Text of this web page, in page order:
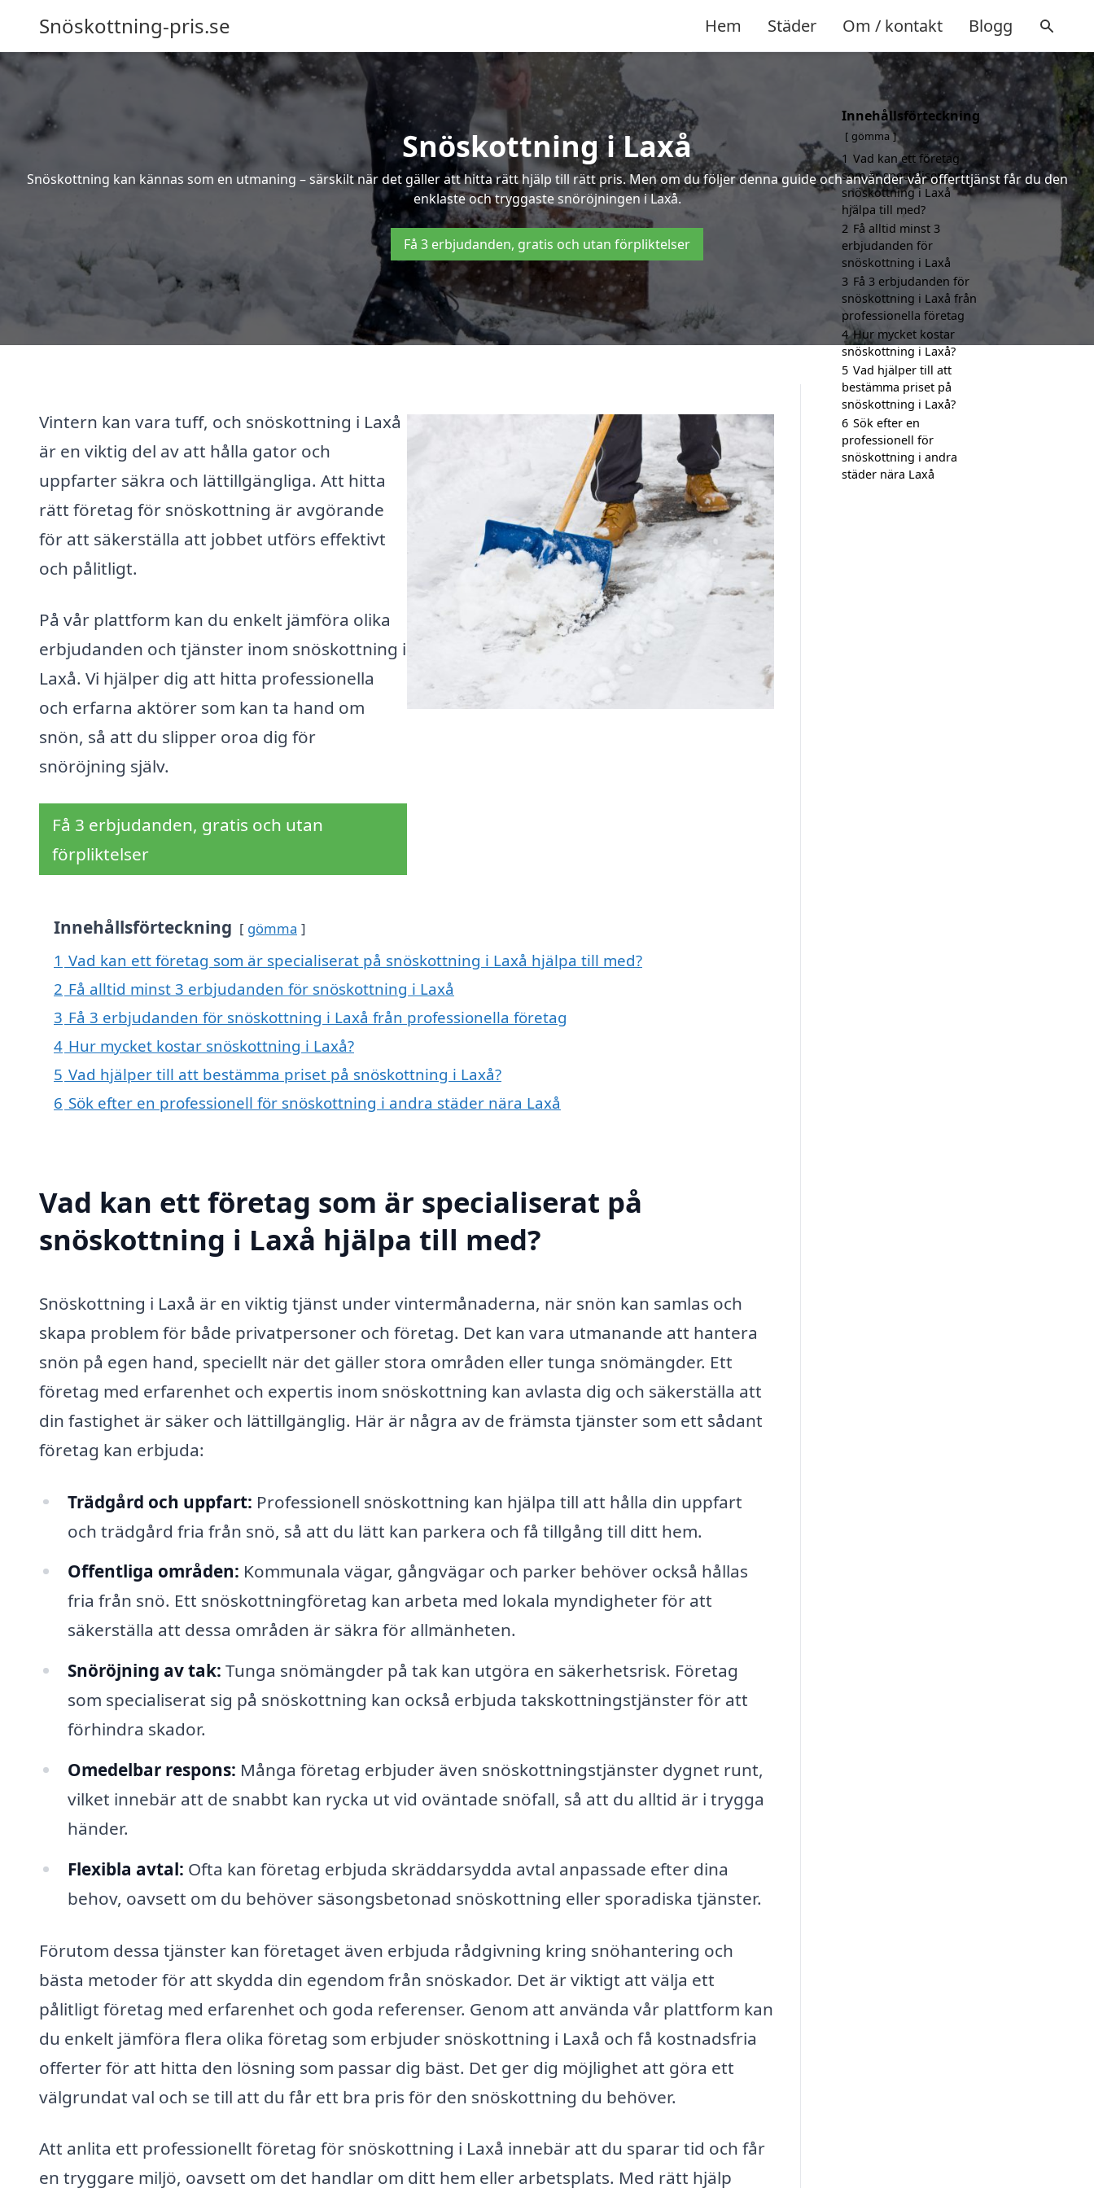
Snöskottning-pris.se Hem Städer Om / kontakt Blogg
Snöskottning i Laxå
Snöskottning kan kännas som en utmaning – särskilt när det gäller att hitta rätt hjälp till rätt pris. Men om du följer denna guide och använder vår offerttjänst får du den
enklaste och tryggaste snöröjningen i Laxå.
Få 3 erbjudanden, gratis och utan förpliktelser
Vintern kan vara tuff, och snöskottning i Laxå
är en viktig del av att hålla gator och
uppfarter säkra och lättillgängliga. Att hitta
rätt företag för snöskottning är avgörande
för att säkerställa att jobbet utförs effektivt
och pålitligt.
På vår plattform kan du enkelt jämföra olika
erbjudanden och tjänster inom snöskottning i
Laxå. Vi hjälper dig att hitta professionella
och erfarna aktörer som kan ta hand om
snön, så att du slipper oroa dig för
snöröjning själv.
Få 3 erbjudanden, gratis och utan
förpliktelser
Innehållsförteckning gömma
1 Vad kan ett företag som är specialiserat på snöskottning i Laxå hjälpa till med?
2 Få alltid minst 3 erbjudanden för snöskottning i Laxå
3 Få 3 erbjudanden för snöskottning i Laxå från professionella företag
4 Hur mycket kostar snöskottning i Laxå?
5 Vad hjälper till att bestämma priset på snöskottning i Laxå?
6 Sök efter en professionell för snöskottning i andra städer nära Laxå
Vad kan ett företag som är specialiserat på
snöskottning i Laxå hjälpa till med?
Snöskottning i Laxå är en viktig tjänst under vintermånaderna, när snön kan samlas och
skapa problem för både privatpersoner och företag. Det kan vara utmanande att hantera
snön på egen hand, speciellt när det gäller stora områden eller tunga snömängder. Ett
företag med erfarenhet och expertis inom snöskottning kan avlasta dig och säkerställa att
din fastighet är säker och lättillgänglig. Här är några av de främsta tjänster som ett sådant
företag kan erbjuda:
Trädgård och uppfart: Professionell snöskottning kan hjälpa till att hålla din uppfart
och trädgård fria från snö, så att du lätt kan parkera och få tillgång till ditt hem.
Offentliga områden: Kommunala vägar, gångvägar och parker behöver också hållas
fria från snö. Ett snöskottningföretag kan arbeta med lokala myndigheter för att
säkerställa att dessa områden är säkra för allmänheten.
Snöröjning av tak: Tunga snömängder på tak kan utgöra en säkerhetsrisk. Företag
som specialiserat sig på snöskottning kan också erbjuda takskottningstjänster för att
förhindra skador.
Omedelbar respons: Många företag erbjuder även snöskottningstjänster dygnet runt,
vilket innebär att de snabbt kan rycka ut vid oväntade snöfall, så att du alltid är i trygga
händer.
Flexibla avtal: Ofta kan företag erbjuda skräddarsydda avtal anpassade efter dina
behov, oavsett om du behöver säsongsbetonad snöskottning eller sporadiska tjänster.
Förutom dessa tjänster kan företaget även erbjuda rådgivning kring snöhantering och
bästa metoder för att skydda din egendom från snöskador. Det är viktigt att välja ett
pålitligt företag med erfarenhet och goda referenser. Genom att använda vår plattform kan
du enkelt jämföra flera olika företag som erbjuder snöskottning i Laxå och få kostnadsfria
offerter för att hitta den lösning som passar dig bäst. Det ger dig möjlighet att göra ett
välgrundat val och se till att du får ett bra pris för den snöskottning du behöver.
Att anlita ett professionellt företag för snöskottning i Laxå innebär att du sparar tid och får
en tryggare miljö, oavsett om det handlar om ditt hem eller arbetsplats. Med rätt hjälp
Innehållsförteckning
gömma
1 Vad kan ett företag
som är specialiserat på
snöskottning i Laxå
hjälpa till med?
2 Få alltid minst 3
erbjudanden för
snöskottning i Laxå
3 Få 3 erbjudanden för
snöskottning i Laxå från
professionella företag
4 Hur mycket kostar
snöskottning i Laxå?
5 Vad hjälper till att
bestämma priset på
snöskottning i Laxå?
6 Sök efter en
professionell för
snöskottning i andra
städer nära Laxå